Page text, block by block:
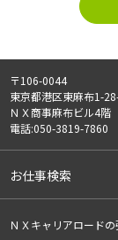
有料職業紹介事業
・請負事業
ご記入頂いた個
人様の同意なく
5)外部の委託：
ご記入頂いた
〒106-0044
東京都港区東麻布1-
ＮＸ商事麻布ビル4階
電話:050-3819-7860
お仕事検索
ＮＸキャリアロードの